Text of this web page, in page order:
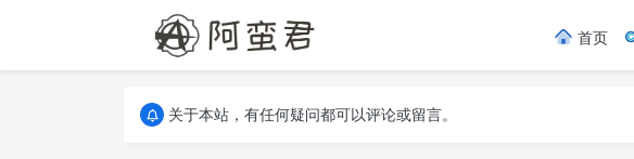
首页
关于本站，有任何疑问都可以评论或留言。
关于本站，有任何疑问都可以评论或留言。